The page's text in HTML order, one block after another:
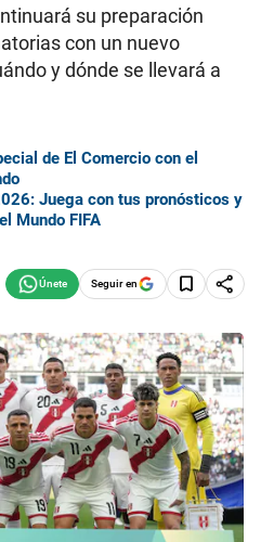
su preparación
con un nuevo
y dónde se llevará a
de El Comercio con el
Juega con tus pronósticos y
Mundo FIFA
Seguir en